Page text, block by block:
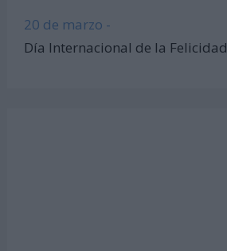
20 de marzo -
Día Internacional de la Felicidad